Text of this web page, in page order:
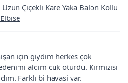
Çiçekli Kare Yaka Balon Kollu
için giydim herkes çok
aldim cuk oturdu. Kırmızısı
Farklı bi havasi var.